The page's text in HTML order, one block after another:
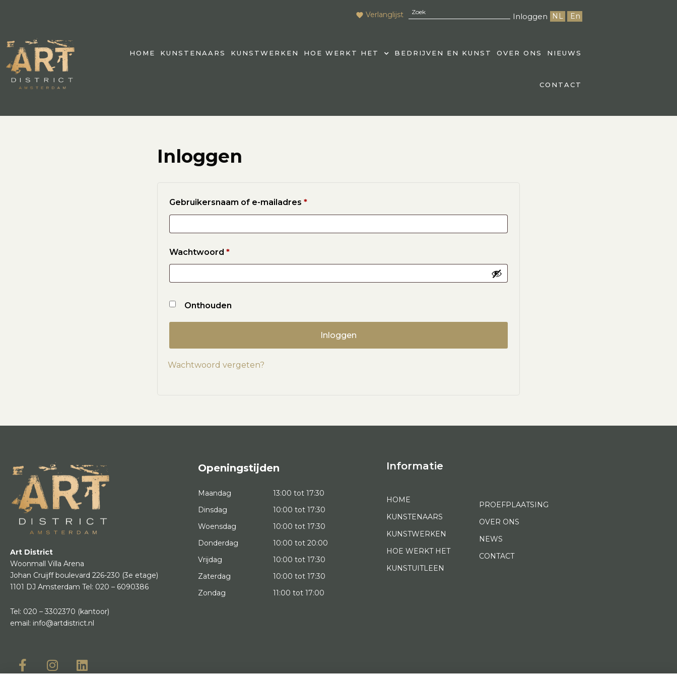
Verlanglijst Inloggen NL En
HOME KUNSTENAARS KUNSTWERKEN HOE WERKT HET BEDRIJVEN EN KUNST OVER ONS NIEUWS
CONTACT
Inloggen
Gebruikersnaam of e-mailadres *
Wachtwoord *
Onthouden
Inloggen
Wachtwoord vergeten?
Art District
Woonmall Villa Arena
Johan Cruijff boulevard 226-230 (3e etage)
1101 DJ Amsterdam Tel: 020 – 6090386
Tel: 020 – 3302370 (kantoor)
email: info@artdistrict.nl
Openingstijden
Maandag
13:00 tot 17:30
Dinsdag
10:00 tot 17:30
Woensdag
10:00 tot 17:30
Donderdag
10:00 tot 20:00
Vrijdag
10:00 tot 17:30
Zaterdag
10:00 tot 17:30
Zondag
11:00 tot 17:00
Informatie
HOME
KUNSTENAARS
KUNSTWERKEN
HOE WERKT HET
KUNSTUITLEEN
PROEFPLAATSING
OVER ONS
NEWS
CONTACT